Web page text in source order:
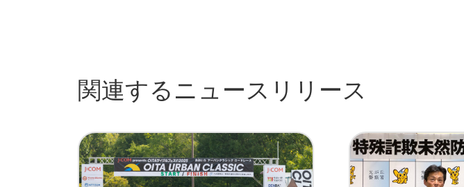
関連するニュースリリース